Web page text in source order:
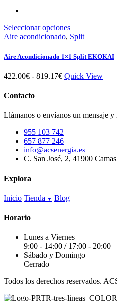
en
la
de
producto
hasta
429.55€
Seleccionar opcionesEste
producto
múltiples
variantes.
Las
opciones
en
producto
Aire acondicionado, Split
Aire Acondicionado 1×1 Split EKOKAI
422.00€ - 819.17€Rango
hasta
819.17€
Quick View
Contacto
Llámanos o envíanos un mensaje
955 103 742
657 877 246
info@acsenergia.es
C. San José, 2, 41900
Explora
Inicio Tienda Blog
Horario
Lunes a Viernes
9:00 - 14:00 / 17:00 - 20:00
Sábado y Domingo
Cerrado
Todos los derechos reservados.